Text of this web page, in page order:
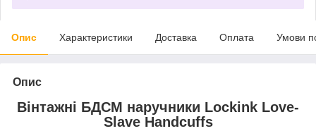
Опис Характеристики Доставка Оплата Умови
Опис
Вінтажні БДСМ наручники Lockink Love-
Slave Handcuffs